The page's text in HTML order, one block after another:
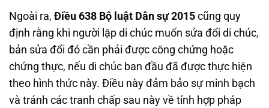
Ngoài ra, Điều 638 Bộ luật Dân sự 2015 cũng quy
định rằng khi người lập di chúc muốn sửa đổi di chúc,
bản sửa đổi đó cần phải được công chứng hoặc
chứng thực, nếu di chúc ban đầu đã được thực hiện
theo hình thức này. Điều này đảm bảo sự minh bạch
và tránh các tranh chấp sau này về tính hợp pháp